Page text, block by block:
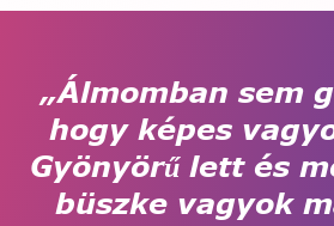
„Álmomban sem
hogy képes
Gyönyörű lett és
büszke vagyok